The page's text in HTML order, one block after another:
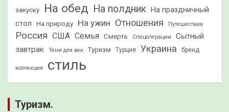
закуску На обед На полдник На праздничный
стол
На природу На ужин Отношения Путешествия
Россия США Семья Смерть Спецоперации
Сытный
завтрак
Тени для век Туризм Турция Украина бренд
коллекция стиль
Туризм.